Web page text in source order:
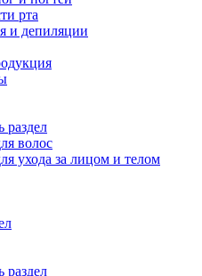
рта
и депиляции
раздел
волос
ухода за лицом и телом
раздел